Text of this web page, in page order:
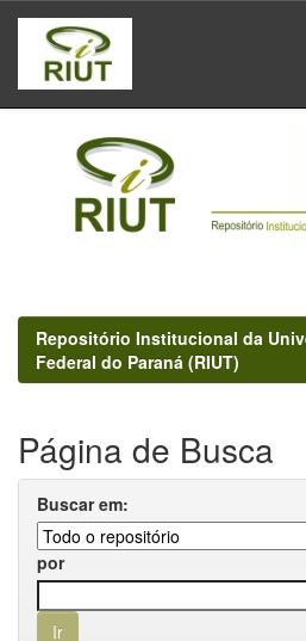
Skip
navigation
Repositório Institucional da
Federal do Paraná (RIUT)
Página de Busca
Buscar em:
por